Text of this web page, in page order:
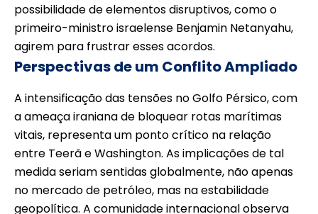
possibilidade de elementos disruptivos, como o
primeiro-ministro israelense Benjamin Netanyahu,
agirem para frustrar esses acordos.
Perspectivas de um Conflito Ampliado
A intensificação das tensões no Golfo Pérsico, com
a ameaça iraniana de bloquear rotas marítimas
vitais, representa um ponto crítico na relação
entre Teerã e Washington. As implicações de tal
medida seriam sentidas globalmente, não apenas
no mercado de petróleo, mas na estabilidade
geopolítica. A comunidade internacional observa